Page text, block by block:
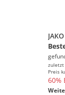
zuletzt
Preis
60%